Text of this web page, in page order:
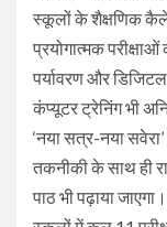
स्कूलों के शैक्षणिक
प्रयोगात्मक
पर्यावरण और डिजिटल
कंप्यूटर ट्रेनिंग भी
‘नया सत्र-नया सवेरा’
तकनीकी के साथ ही
पाठ भी पढ़ाया